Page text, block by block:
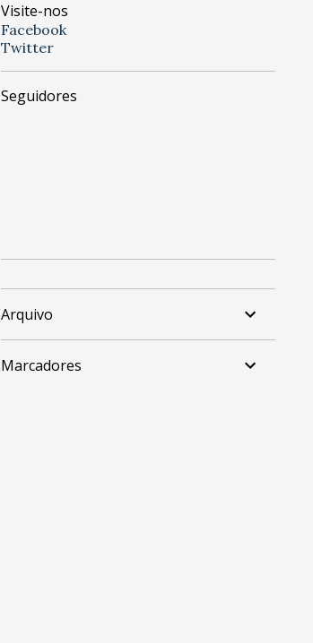
Visite-nos
Facebook
Twitter
Seguidores
Arquivo
Marcadores